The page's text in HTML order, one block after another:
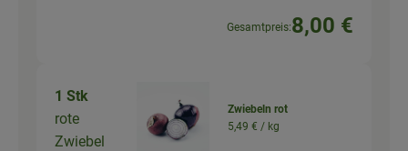
Gesamtpreis:8,00 €
1 Stk
rote
Zwiebel
Zwiebeln rot
5,49 € / kg